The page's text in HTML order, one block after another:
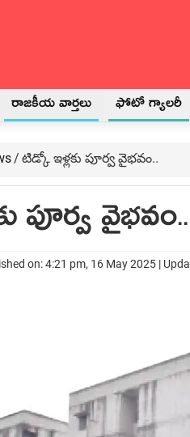
రాజకీయ వార్తలు ఫోటో గ్యాలరీ
/ టిడ్కో ఇళ్ల‌కు పూర్వ వైభ‌వం..
పూర్వ వైభ‌వం..
on: 4:21 pm, 16 May 2025 |